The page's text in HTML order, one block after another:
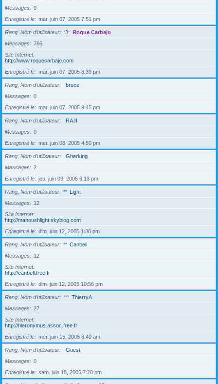
Messages
0
Enregistré le
mar. juin 07, 2005 7:51 pm
Rang, Nom d’utilisateur *3* Roque Carbajo
Messages
766
Site Internet
http://www.roquecarbajo.com
Enregistré le
mar. juin 07, 2005 8:39 pm
Rang, Nom d’utilisateur
bruce
Messages
0
Enregistré le
mar. juin 07, 2005 9:45 pm
Rang, Nom d’utilisateur
RAJI
Messages
0
Enregistré le
mer. juin 08, 2005 4:50 pm
Rang, Nom d’utilisateur
Gherking
Messages
2
Enregistré le
jeu. juin 09, 2005 6:13 pm
Rang, Nom d’utilisateur ** Light
Messages
12
Site Internet
http://manoushlight.skyblog.com
Enregistré le
dim. juin 12, 2005 1:38 pm
Rang, Nom d’utilisateur ** Canbell
Messages
12
Site Internet
http://canbell.free.fr
Enregistré le
dim. juin 12, 2005 10:56 pm
Rang, Nom d’utilisateur *** ThierryA
Messages
27
Site Internet
http://hieronymus.assoc.free.fr
Enregistré le
mer. juin 15, 2005 8:40 am
Rang, Nom d’utilisateur
Guest
Messages
0
Enregistré le
sam. juin 18, 2005 7:28 pm